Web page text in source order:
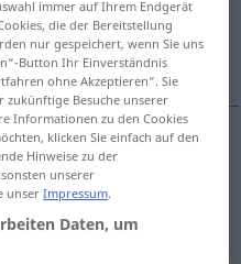
anklicken/antippen)
immer auf Ihrem Endgerät
die der Bereitstellung
nur gespeichert, wenn Sie uns
Button Ihr Einverständnis
ohne Akzeptieren“. Sie
Besuche unserer
Informationen zu den Cookies
klicken Sie einfach auf den
Hinweise zu der
unserer
unserImpressum.
Daten, um